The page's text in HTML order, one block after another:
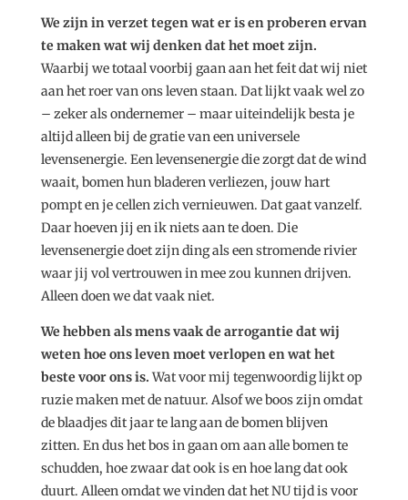
We zijn in verzet tegen wat er is en proberen ervan
te maken wat wij denken dat het moet zijn.
Waarbij we totaal voorbij gaan aan het feit dat wij niet
aan het roer van ons leven staan. Dat lijkt vaak wel zo
– zeker als ondernemer – maar uiteindelijk besta je
altijd alleen bij de gratie van een universele
levensenergie. Een levensenergie die zorgt dat de wind
waait, bomen hun bladeren verliezen, jouw hart
pompt en je cellen zich vernieuwen. Dat gaat vanzelf.
Daar hoeven jij en ik niets aan te doen. Die
levensenergie doet zijn ding als een stromende rivier
waar jij vol vertrouwen in mee zou kunnen drijven.
Alleen doen we dat vaak niet.
We hebben als mens vaak de arrogantie dat wij
weten hoe ons leven moet verlopen en wat het
beste voor ons is. Wat voor mij tegenwoordig lijkt op
ruzie maken met de natuur. Alsof we boos zijn omdat
de blaadjes dit jaar te lang aan de bomen blijven
zitten. En dus het bos in gaan om aan alle bomen te
schudden, hoe zwaar dat ook is en hoe lang dat ook
duurt. Alleen omdat we vinden dat het NU tijd is voor